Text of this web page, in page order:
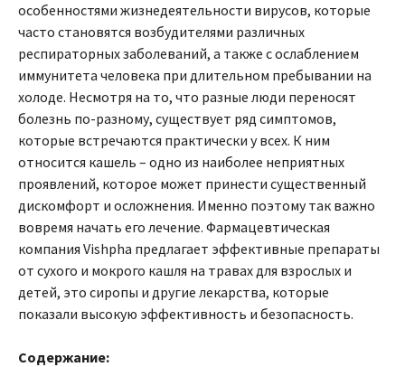
особенностями жизнедеятельности вирусов, которые
часто становятся возбудителями различных
респираторных заболеваний, а также с ослаблением
иммунитета человека при длительном пребывании на
холоде. Несмотря на то, что разные люди переносят
болезнь по-разному, существует ряд симптомов,
которые встречаются практически у всех. К ним
относится кашель – одно из наиболее неприятных
проявлений, которое может принести существенный
дискомфорт и осложнения. Именно поэтому так важно
вовремя начать его лечение. Фармацевтическая
компания Vishpha предлагает эффективные препараты
от сухого и мокрого кашля на травах для взрослых и
детей, это сиропы и другие лекарства, которые
показали высокую эффективность и безопасность.
Содержание: